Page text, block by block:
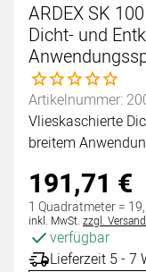
ARDEX SK
Dicht- und
Noch keine
Artikelnummer:
Vlieskaschierte
breitem
191,71 €
1 Quadratmeter = 19,
Steuerhinweis:
inkl. MwSt. zzgl.
verfügbar
Lieferzeit 5 - 7